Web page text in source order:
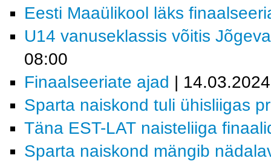
Eesti Maaülikool läks
U14 vanuseklassis võitis
08:00
Finaalseeriate ajad |
Sparta naiskond tuli ühisliigas
Täna EST-LAT naisteliiga
Sparta naiskond mängib